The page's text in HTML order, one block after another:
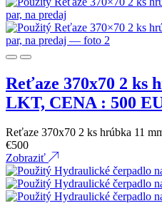
Reťaze 370x70 2 ks
LKT, CENA : 500
Reťaze 370x70 2 ks hrúbka 11
€500
Zobraziť